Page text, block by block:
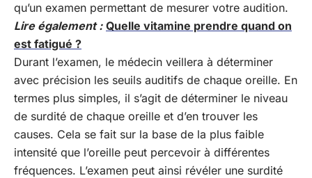
qu’un examen permettant de mesurer votre audition.
Lire également : Quelle vitamine prendre quand on
est fatigué ?
Durant l’examen, le médecin veillera à déterminer
avec précision les seuils auditifs de chaque oreille. En
termes plus simples, il s’agit de déterminer le niveau
de surdité de chaque oreille et d’en trouver les
causes. Cela se fait sur la base de la plus faible
intensité que l’oreille peut percevoir à différentes
fréquences. L’examen peut ainsi révéler une surdité